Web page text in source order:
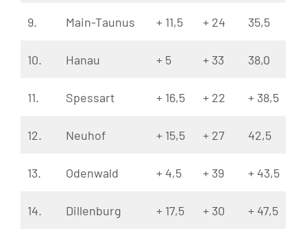
9. Main-Taunus + 11,5 + 24 35,5
10. Hanau + 5 + 33 38,0
11. Spessart + 16,5 + 22 + 38,5
12. Neuhof + 15,5 + 27 42,5
13. Odenwald + 4,5 + 39 + 43,5
14. Dillenburg + 17,5 + 30 + 47,5